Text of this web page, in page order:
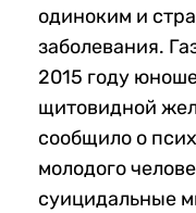
одиноким и
заболевания.
2015 году
щитовидной
сообщило о
молодого
суицидальные